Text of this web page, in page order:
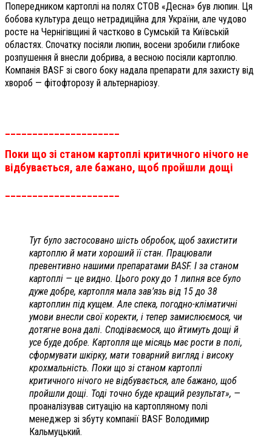
Попередником картоплі на полях СТОВ «Десна» був люпин. Ця
бобова культура дещо нетрадиційна для України, але чудово
росте на Чернігівщині й частково в Сумській та Київській
областях. Спочатку посіяли люпин, восени зробили глибоке
розпушення й внесли добрива, а весною посіяли картоплю.
Компанія ВАSF зі свого боку надала препарати для захисту від
хвороб — фітофторозу й альтернаріозу.
_____________________
Поки що зі станом картоплі критичного нічого не
відбувається, але бажано, щоб пройшли дощі
_____________________
Тут було застосовано шість обробок, щоб захистити
картоплю й мати хороший її стан. Працювали
превентивно нашими препаратами ВАSF. І за станом
картоплі — це видно. Цього року до 1 липня все було
дуже добре, картопля мала зав’язь від 15 до 38
картоплин під кущем. Але спека, погодно-кліматичні
умови внесли свої коректи, і тепер замислюємося, чи
дотягне вона далі. Сподіваємося, що йтимуть дощі й
усе буде добре. Картопля ще місяць має рости в полі,
сформувати шкірку, мати товарний вигляд і високу
крохмальність. Поки що зі станом картоплі
критичного нічого не відбувається, але бажано, щоб
пройшли дощі. Тоді точно буде кращий результат», —
проаналізував ситуацію на картопляному полі
менеджер зі збуту компанії ВАSF Володимир
Кальмуцький.